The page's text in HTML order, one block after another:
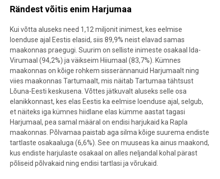
Rändest võitis enim Harjumaa
Kui võtta aluseks need 1,12 miljonit inimest, kes eelmise
loenduse ajal Eestis elasid, siis 89,9% neist elavad samas
maakonnas praegugi. Suurim on selliste inimeste osakaal Ida-
Virumaal (94,2%) ja väikseim Hiiumaal (83,7%). Kümnes
maakonnas on kõige rohkem sisserännanuid Harjumaalt ning
viies maakonnas Tartumaalt, mis näitab Tartumaa tähtsust
Lõuna-Eesti keskusena. Võttes jätkuvalt aluseks selle osa
elanikkonnast, kes elas Eestis ka eelmise loenduse ajal, selgub,
et näiteks iga kümnes hiidlane elas kümme aastat tagasi
Harjumaal, pea samal määral on endisi harjukaid ka Rapla
maakonnas. Põlvamaa paistab aga silma kõige suurema endiste
tartlaste osakaaluga (6,6%). See on muuseas ka ainus maakond,
kus endiste harjulaste osakaal on alles neljandal kohal pärast
põliseid põlvakaid ning endisi tartlasi ja võrukaid.